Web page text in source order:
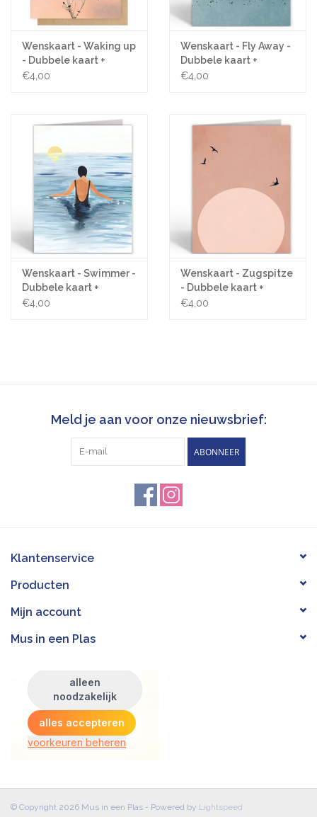
Wenskaart - Waking up
- Dubbele kaart +
Envelop
€4,00
Wenskaart - Fly Away -
Dubbele kaart +
Envelop
€4,00
Wenskaart - Swimmer -
Dubbele kaart +
Envelop
€4,00
Wenskaart - Zugspitze
- Dubbele kaart +
Envelop
€4,00
Meld je aan voor onze nieuwsbrief:
ABONNEER
Klantenservice
Producten
Mijn account
Mus in een Plas
© Copyright 2026 Mus in een Plas - Powered by Lightspeed